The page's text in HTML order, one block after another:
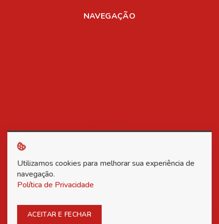
NAVEGAÇÃO
Política de Privacidade
Copyright © 2026 Associação Nacional dos Inventores -
Todos os direitos reservados.
Utilizamos cookies para melhorar sua experiência de
navegação.
Política de Privacidade
ACEITAR E FECHAR